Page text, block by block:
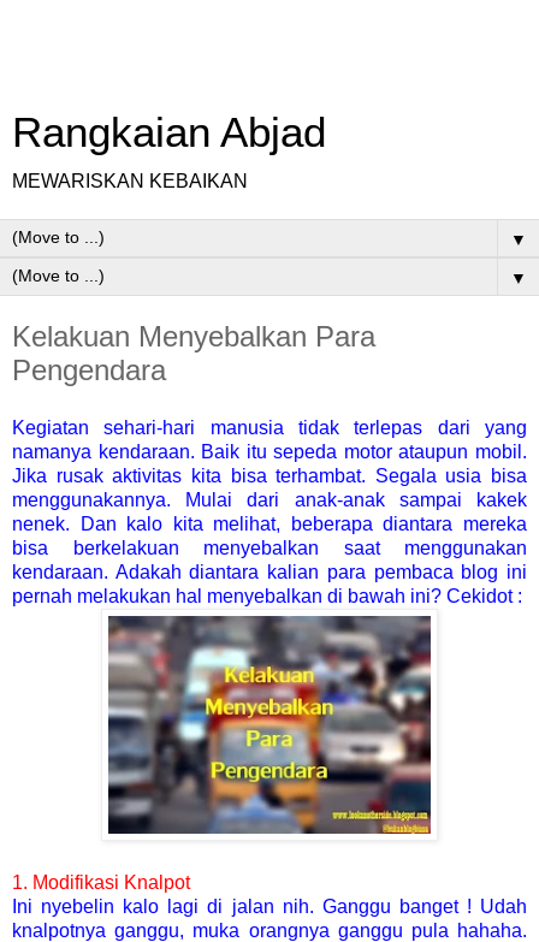
Rangkaian Abjad
MEWARISKAN KEBAIKAN
▼
▼
Kelakuan Menyebalkan Para
Pengendara
Kegiatan sehari-hari manusia tidak terlepas dari yang
namanya kendaraan. Baik itu sepeda motor ataupun mobil.
Jika rusak aktivitas kita bisa terhambat. Segala usia bisa
menggunakannya. Mulai dari anak-anak sampai kakek
nenek. Dan kalo kita melihat, beberapa diantara mereka
bisa berkelakuan menyebalkan saat menggunakan
kendaraan. Adakah diantara kalian para pembaca blog ini
pernah melakukan hal menyebalkan di bawah ini? Cekidot :
1. Modifikasi Knalpot
Ini nyebelin kalo lagi di jalan nih. Ganggu banget ! Udah
knalpotnya ganggu, muka orangnya ganggu pula hahaha.